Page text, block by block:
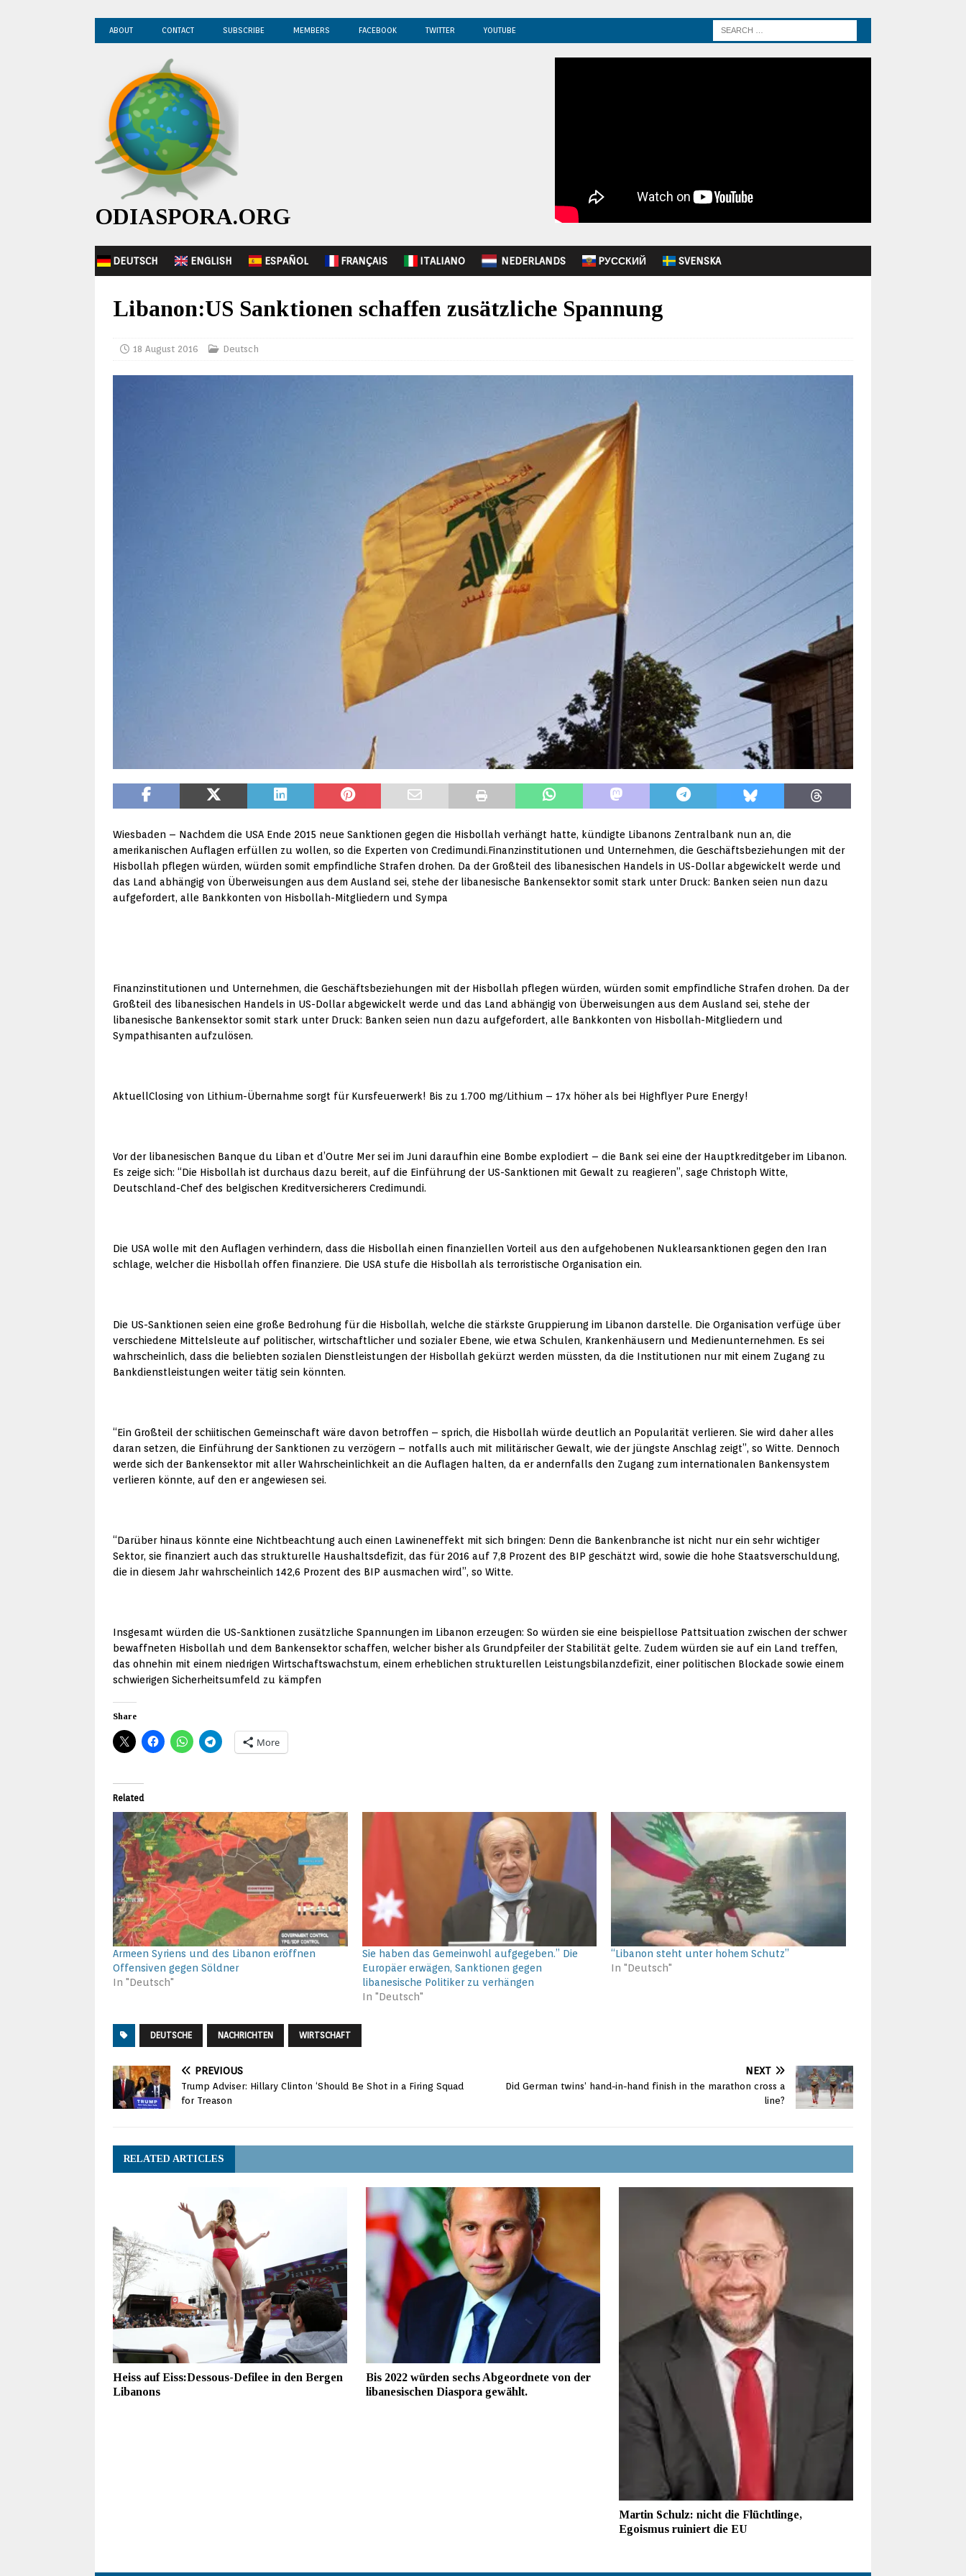
ABOUT CONTACT SUBSCRIBE MEMBERS FACEBOOK TWITTER YOUTUBE
ODIASPORA.ORG
DEUTSCH ENGLISH ESPAÑOL FRANÇAIS ITALIANO NEDERLANDS PУССКИЙ SVENSKA
Libanon:US Sanktionen schaffen zusätzliche Spannung
18 August 2016 Deutsch
Wiesbaden – Nachdem die USA Ende 2015 neue Sanktionen gegen die Hisbollah verhängt hatte, kündigte Libanons Zentralbank nun an, die
amerikanischen Auflagen erfüllen zu wollen, so die Experten von Credimundi.Finanzinstitutionen und Unternehmen, die Geschäftsbeziehungen mit der
Hisbollah pflegen würden, würden somit empfindliche Strafen drohen. Da der Großteil des libanesischen Handels in US-Dollar abgewickelt werde und
das Land abhängig von Überweisungen aus dem Ausland sei, stehe der libanesische Bankensektor somit stark unter Druck: Banken seien nun dazu
aufgefordert, alle Bankkonten von Hisbollah-Mitgliedern und Sympa
Finanzinstitutionen und Unternehmen, die Geschäftsbeziehungen mit der Hisbollah pflegen würden, würden somit empfindliche Strafen drohen. Da der
Großteil des libanesischen Handels in US-Dollar abgewickelt werde und das Land abhängig von Überweisungen aus dem Ausland sei, stehe der
libanesische Bankensektor somit stark unter Druck: Banken seien nun dazu aufgefordert, alle Bankkonten von Hisbollah-Mitgliedern und
Sympathisanten aufzulösen.
AktuellClosing von Lithium-Übernahme sorgt für Kursfeuerwerk! Bis zu 1.700 mg/Lithium – 17x höher als bei Highflyer Pure Energy!
Vor der libanesischen Banque du Liban et d’Outre Mer sei im Juni daraufhin eine Bombe explodiert – die Bank sei eine der Hauptkreditgeber im Libanon.
Es zeige sich: “Die Hisbollah ist durchaus dazu bereit, auf die Einführung der US-Sanktionen mit Gewalt zu reagieren”, sage Christoph Witte,
Deutschland-Chef des belgischen Kreditversicherers Credimundi.
Die USA wolle mit den Auflagen verhindern, dass die Hisbollah einen finanziellen Vorteil aus den aufgehobenen Nuklearsanktionen gegen den Iran
schlage, welcher die Hisbollah offen finanziere. Die USA stufe die Hisbollah als terroristische Organisation ein.
Die US-Sanktionen seien eine große Bedrohung für die Hisbollah, welche die stärkste Gruppierung im Libanon darstelle. Die Organisation verfüge über
verschiedene Mittelsleute auf politischer, wirtschaftlicher und sozialer Ebene, wie etwa Schulen, Krankenhäusern und Medienunternehmen. Es sei
wahrscheinlich, dass die beliebten sozialen Dienstleistungen der Hisbollah gekürzt werden müssten, da die Institutionen nur mit einem Zugang zu
Bankdienstleistungen weiter tätig sein könnten.
“Ein Großteil der schiitischen Gemeinschaft wäre davon betroffen – sprich, die Hisbollah würde deutlich an Popularität verlieren. Sie wird daher alles
daran setzen, die Einführung der Sanktionen zu verzögern – notfalls auch mit militärischer Gewalt, wie der jüngste Anschlag zeigt”, so Witte. Dennoch
werde sich der Bankensektor mit aller Wahrscheinlichkeit an die Auflagen halten, da er andernfalls den Zugang zum internationalen Bankensystem
verlieren könnte, auf den er angewiesen sei.
“Darüber hinaus könnte eine Nichtbeachtung auch einen Lawineneffekt mit sich bringen: Denn die Bankenbranche ist nicht nur ein sehr wichtiger
Sektor, sie finanziert auch das strukturelle Haushaltsdefizit, das für 2016 auf 7,8 Prozent des BIP geschätzt wird, sowie die hohe Staatsverschuldung,
die in diesem Jahr wahrscheinlich 142,6 Prozent des BIP ausmachen wird”, so Witte.
Insgesamt würden die US-Sanktionen zusätzliche Spannungen im Libanon erzeugen: So würden sie eine beispiellose Pattsituation zwischen der schwer
bewaffneten Hisbollah und dem Bankensektor schaffen, welcher bisher als Grundpfeiler der Stabilität gelte. Zudem würden sie auf ein Land treffen,
das ohnehin mit einem niedrigen Wirtschaftswachstum, einem erheblichen strukturellen Leistungsbilanzdefizit, einer politischen Blockade sowie einem
schwierigen Sicherheitsumfeld zu kämpfen
Share
More
Related
Armeen Syriens und des Libanon eröffnen
Offensiven gegen Söldner
In "Deutsch"
Sie haben das Gemeinwohl aufgegeben.” Die
Europäer erwägen, Sanktionen gegen
libanesische Politiker zu verhängen
In "Deutsch"
“Libanon steht unter hohem Schutz”
In "Deutsch"
DEUTSCHE NACHRICHTEN WIRTSCHAFT
PREVIOUS
Trump Adviser: Hillary Clinton ‘Should Be Shot in a Firing Squad
for Treason
NEXT
Did German twins’ hand-in-hand finish in the marathon cross a
line?
RELATED ARTICLES
Heiss auf Eiss:Dessous-Defilee in den Bergen
Libanons
Bis 2022 würden sechs Abgeordnete von der
libanesischen Diaspora gewählt.
Martin Schulz: nicht die Flüchtlinge,
Egoismus ruiniert die EU